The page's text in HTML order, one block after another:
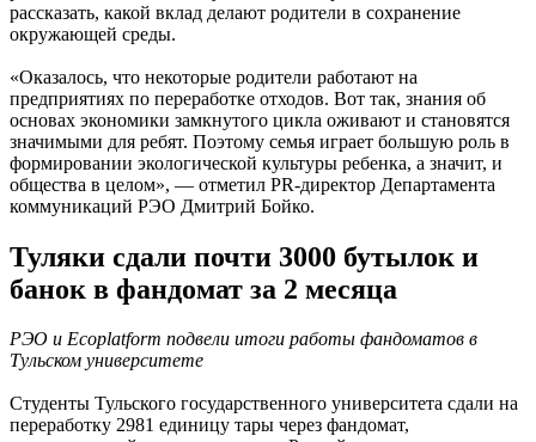
рассказать, какой вклад делают родители в сохранение
окружающей среды.
«Оказалось, что некоторые родители работают на
предприятиях по переработке отходов. Вот так, знания об
основах экономики замкнутого цикла оживают и становятся
значимыми для ребят. Поэтому семья играет большую роль в
формировании экологической культуры ребенка, а значит, и
общества в целом», — отметил PR-директор Департамента
коммуникаций РЭО Дмитрий Бойко.
Туляки сдали почти 3000 бутылок и
банок в фандомат за 2 месяца
РЭО и Ecoplatform подвели итоги работы фандоматов в
Тульском университете
Студенты Тульского государственного университета сдали на
переработку 2981 единицу тары через фандомат,